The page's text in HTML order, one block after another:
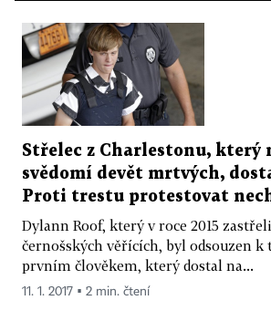
Střelec z Charlestonu, který
svědomí devět mrtvých,
Proti trestu protestovat
Dylann Roof, který v roce 2015
černošských věřících, byl odsouzen
prvním člověkem, který dostal na...
11. 1. 2017 ▪ 2 min. čtení